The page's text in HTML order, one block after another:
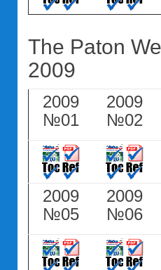
The Paton
2009
2009
№01
2009
№02
2009
№05
2009
№06